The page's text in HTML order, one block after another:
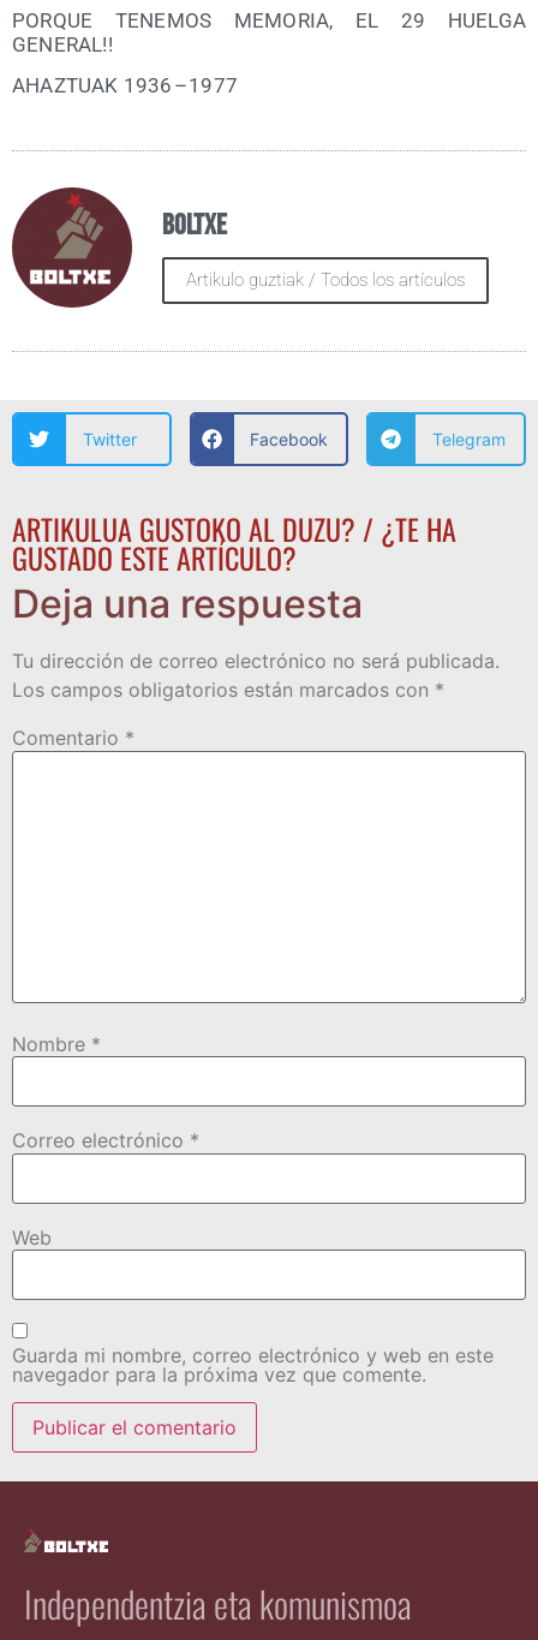
PORQUE TENEMOS MEMORIA, EL 29 HUELGA
GENERAL!!
AHAZTUAK 1936 – 1977
Boltxe
Artikulo guztiak / Todos los artículos
Twitter Facebook Telegram
ARTIKULUA GUSTOKO AL DUZU? / ¿TE HA
GUSTADO ESTE ARTÍCULO?
Deja una respuesta
Tu dirección de correo electrónico no será publicada.
Los campos obligatorios están marcados con *
Comentario *
Nombre *
Correo electrónico *
Web
Guarda mi nombre, correo electrónico y web en este
navegador para la próxima vez que comente.
Independentzia eta komunismoa